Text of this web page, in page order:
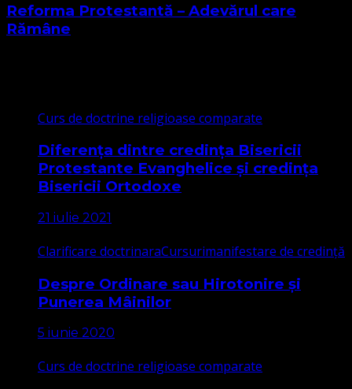
Reforma Protestantă – Adevărul care
Rămâne
Curs de doctrine religioase comparate
Diferența dintre credința Bisericii
Protestante Evanghelice și credința
Bisericii Ortodoxe
21 iulie 2021
Clarificare doctrinaraCursurimanifestare de credință
Despre Ordinare sau Hirotonire și
Punerea Mâinilor
5 iunie 2020
Curs de doctrine religioase comparate